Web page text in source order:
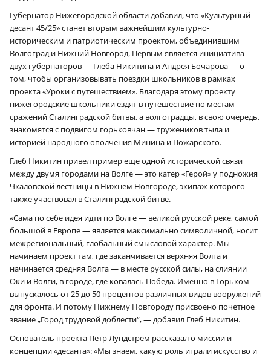
Губернатор Нижегородской области добавил, что «Культурный
десант 45/25» станет вторым важнейшим культурно-
историческим и патриотическим проектом, объединившим
Волгоград и Нижний Новгород. Первым является инициатива
двух губернаторов — Глеба Никитина и Андрея Бочарова — о
том, чтобы организовывать поездки школьников в рамках
проекта «Уроки с путешествием». Благодаря этому проекту
нижегородские школьники ездят в путешествие по местам
сражений Сталинградской битвы, а волгоградцы, в свою очередь,
знакомятся с подвигом горьковчан — тружеников тыла и
историей народного ополчения Минина и Пожарского.
Глеб Никитин привел пример еще одной исторической связи
между двумя городами на Волге — это катер «Герой» у подножия
Чкаловской лестницы в Нижнем Новгороде, экипаж которого
также участвовал в Сталинградской битве.
«Сама по себе идея идти по Волге — великой русской реке, самой
большой в Европе — является максимально символичной, носит
межрегиональный, глобальный смысловой характер. Мы
начинаем проект там, где заканчивается верхняя Волга и
начинается средняя Волга — в месте русской силы, на слиянии
Оки и Волги, в городе, где ковалась Победа. Именно в Горьком
выпускалось от 25 до 50 процентов различных видов вооружений
для фронта. И потому Нижнему Новгороду присвоено почетное
звание „Город трудовой доблести“, — добавил Глеб Никитин.
Основатель проекта Петр Лундстрем рассказал о миссии и
концепции «десанта»: «Мы знаем, какую роль играли искусство и